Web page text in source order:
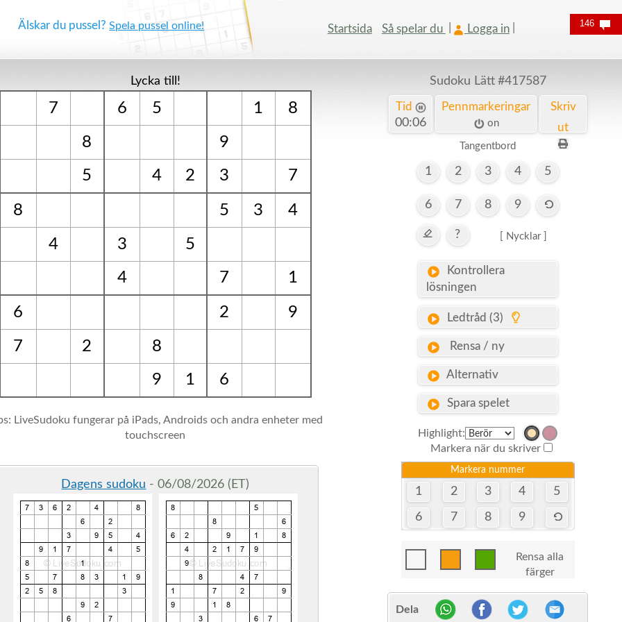
Älskar du pussel?Spela pussel online! Startsida Så spelar du Logga in
Lycka till!
7 6 5 1 8
8
9
5
4 2 3 7
8 5 3 4
4 3
5
4
7 1
6 2 9
7 2
8
9
1 6
LiveSudoku fungerar på iPads, Androids och andra enheter med
touchscreen
Dagens sudoku - 06/08/2026 (ET)
Sudoku Lätt #417587
Tid
00:06
Pennmarkeringar
on
Skriv
ut
Tangentbord
1 2 3 4 5
6 7 8 9
? [ Nycklar ]
Kontrollera
lösningen
Ledtråd (3)
Rensa / ny
Alternativ
Spara spelet
Highlight:
Markera när du skriver
Markera nummer
1 2 3 4 5
6 7 8 9
Rensa alla
färger
Dela
146